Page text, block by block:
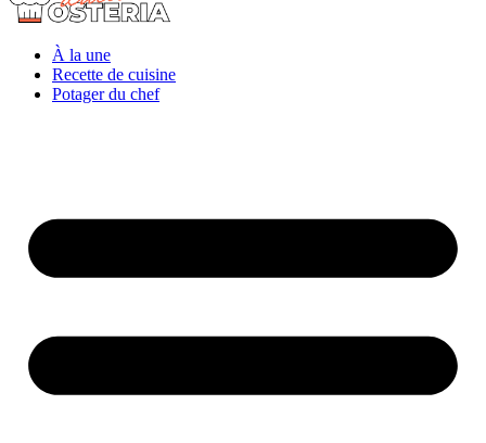
À la une
Recette de cuisine
Potager du chef